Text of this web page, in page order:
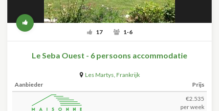
17 1-6
Le Seba Ouest - 6 persoons accommodatie
Les Martys, Frankrijk
Aanbieder
Prijs
€2.535
per week